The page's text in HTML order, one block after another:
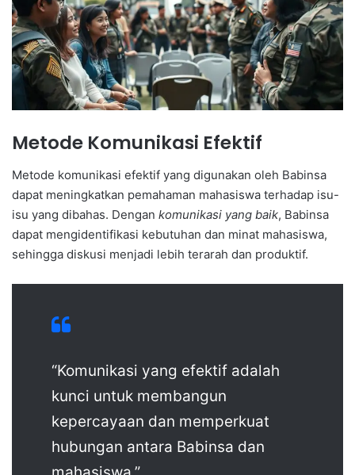
Metode Komunikasi Efektif
Metode komunikasi efektif yang digunakan oleh Babinsa
dapat meningkatkan pemahaman mahasiswa terhadap isu-
isu yang dibahas. Dengan komunikasi yang baik, Babinsa
dapat mengidentifikasi kebutuhan dan minat mahasiswa,
sehingga diskusi menjadi lebih terarah dan produktif.
“Komunikasi yang efektif adalah
kunci untuk membangun
kepercayaan dan memperkuat
hubungan antara Babinsa dan